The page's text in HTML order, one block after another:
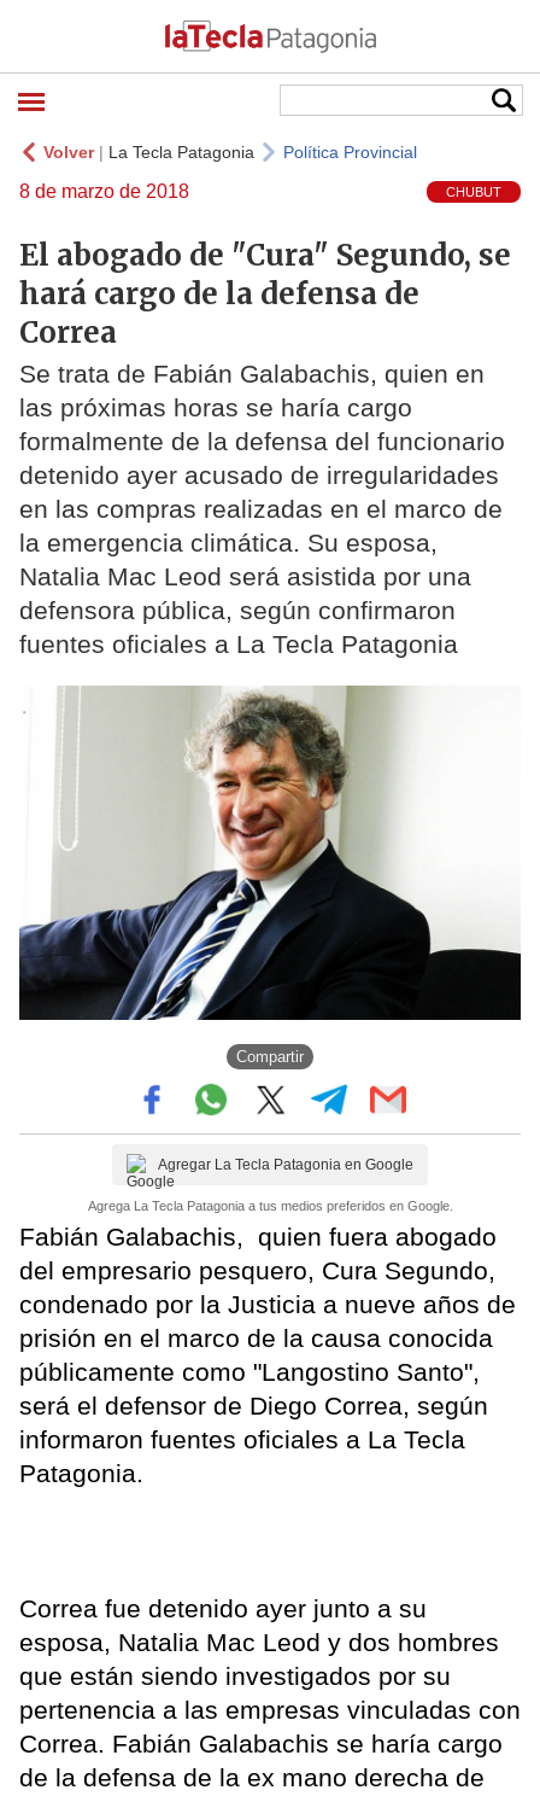
Volver| La Tecla Patagonia Política Provincial
8 de marzo de 2018 CHUBUT
El abogado de "Cura" Segundo, se
hará cargo de la defensa de
Correa
Se trata de Fabián Galabachis, quien en
las próximas horas se haría cargo
formalmente de la defensa del funcionario
detenido ayer acusado de irregularidades
en las compras realizadas en el marco de
la emergencia climática. Su esposa,
Natalia Mac Leod será asistida por una
defensora pública, según confirmaron
fuentes oficiales a La Tecla Patagonia
Compartir
Agregar La Tecla Patagonia en Google
Agrega La Tecla Patagonia a tus medios preferidos en Google.
Fabián Galabachis, quien fuera abogado
del empresario pesquero, Cura Segundo,
condenado por la Justicia a nueve años de
prisión en el marco de la causa conocida
públicamente como "Langostino Santo",
será el defensor de Diego Correa, según
informaron fuentes oficiales a La Tecla
Patagonia.
Correa fue detenido ayer junto a su
esposa, Natalia Mac Leod y dos hombres
que están siendo investigados por su
pertenencia a las empresas vinculadas con
Correa. Fabián Galabachis se haría cargo
de la defensa de la ex mano derecha de